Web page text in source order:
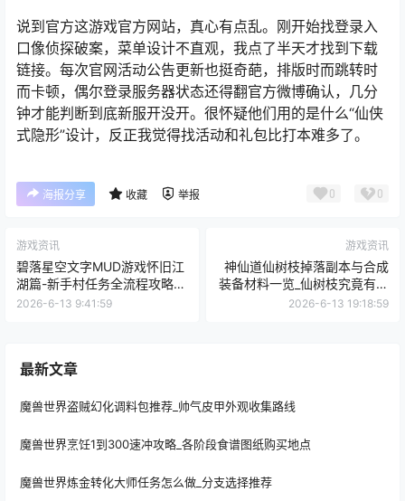
说到官方这游戏官方网站，真心有点乱。刚开始找登录入
口像侦探破案，菜单设计不直观，我点了半天才找到下载
链接。每次官网活动公告更新也挺奇葩，排版时而跳转时
而卡顿，偶尔登录服务器状态还得翻官方微博确认，几分
钟才能判断到底新服开没开。很怀疑他们用的是什么“仙侠
式隐形”设计，反正我觉得找活动和礼包比打本难多了。
海报分享 收藏 举报 0 0
游戏资讯
碧落星空文字MUD游戏怀旧江
湖篇-新手村任务全流程攻略与
下载
2026-6-13 9:41:59
游戏资讯
神仙道仙树枝掉落副本与合成
装备材料一览_仙树枝究竟有什
么用
2026-6-13 19:18:59
最新文章
魔兽世界盗贼幻化调料包推荐_帅气皮甲外观收集路线
魔兽世界烹饪1到300速冲攻略_各阶段食谱图纸购买地点
魔兽世界炼金转化大师任务怎么做_分支选择推荐